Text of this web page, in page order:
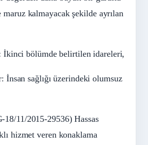
maruz kalmayacak şekilde ayrılan
İkinci bölümde belirtilen idareleri,
İnsan sağlığı üzerindeki olumsuz
11/2015-29536) Hassas
hizmet veren konaklama